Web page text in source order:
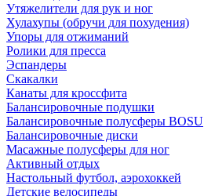
Утяжелители для рук и ног
Хулахупы (обручи для похудения)
Упоры для отжиманий
Ролики для пресса
Эспандеры
Скакалки
Канаты для кроссфита
Балансировочные подушки
Балансировочные полусферы BOSU
Балансировочные диски
Масажные полусферы для ног
Активный отдых
Настольный футбол, аэрохоккей
Детские велосипеды